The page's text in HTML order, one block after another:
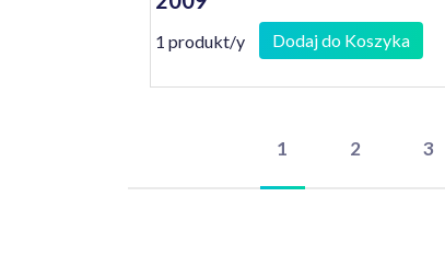
1 produkt/y Dodaj do Koszyka
1 2 3